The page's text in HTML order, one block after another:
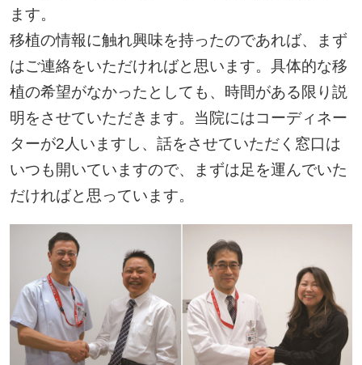
ます。
移植の情報に触れ興味を持ったのであれば、まず
はご連絡をいただければと思います。具体的な移
植の希望がなかったとしても、時間がある限り説
明をさせていただきます。当院にはコーディネー
ターが2人いますし、話をさせていただく窓口は
いつも開いていますので、まずは足を運んでいた
だければと思っています。